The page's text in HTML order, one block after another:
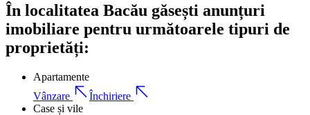
În localitatea Bacău găsești anunțuri
imobiliare pentru următoarele tipuri de
proprietăți:
Apartamente
Vânzare
Închiriere
Case și vile